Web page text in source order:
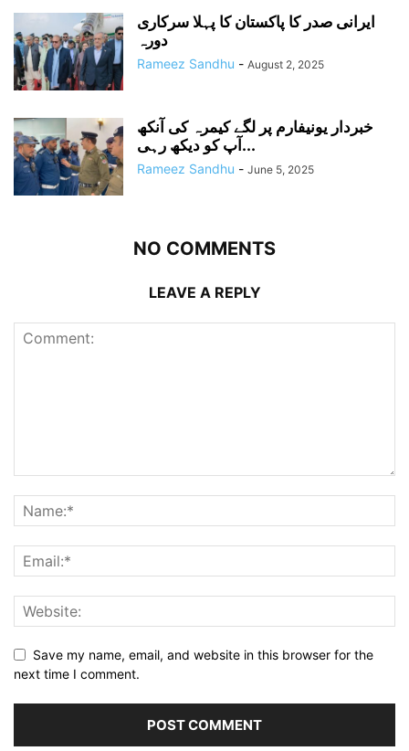
ایرانی صدر کا پاکستان کا پہلا سرکاری
دورہ
Rameez Sandhu - August 2, 2025
خبردار یونیفارم پر لگے کیمرہ کی آنکھ
آپ کو دیکھ رہی...
Rameez Sandhu - June 5, 2025
NO COMMENTS
LEAVE A REPLY
Save my name, email, and website in this browser for the
next time I comment.